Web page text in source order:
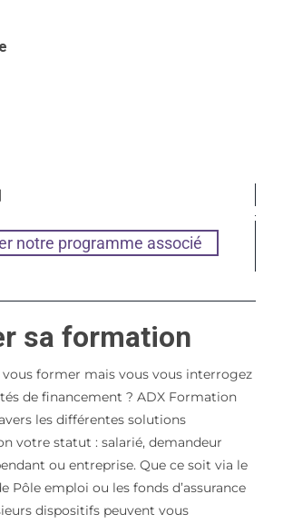
notre programme associé
sa formation
vous former mais vous vous interrogez
de financement ? ADX Formation
les différentes solutions
votre statut : salarié, demandeur
ou entreprise. Que ce soit via le
Pôle emploi ou les fonds d’assurance
dispositifs peuvent vous